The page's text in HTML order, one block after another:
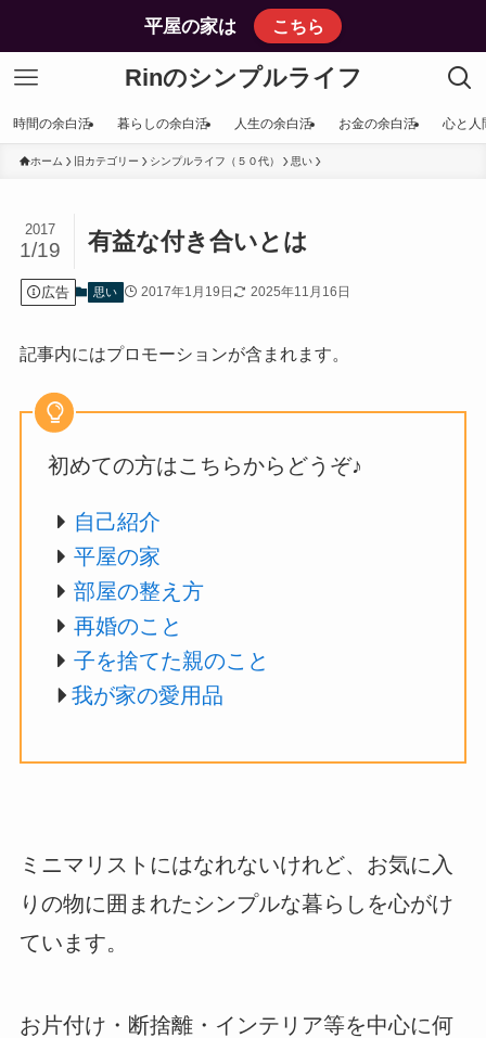
平屋の家は こちら
Rinのシンプルライフ
時間の余白活 暮らしの余白活 人生の余白活 お金の余白活 心と人
ホーム 旧カテゴリー シンプルライフ（５０代） 思い
有益な付き合いとは
2017
1/19
広告 思い 2017年1月19日 2025年11月16日
記事内にはプロモーションが含まれます。
初めての方はこちらからどうぞ♪
自己紹介
平屋の家
部屋の整え方
再婚のこと
子を捨てた親のこと
我が家の愛用品
ミニマリストにはなれないけれど、お気に入
りの物に囲まれたシンプルな暮らしを心がけ
ています。
お片付け・断捨離・インテリア等を中心に何